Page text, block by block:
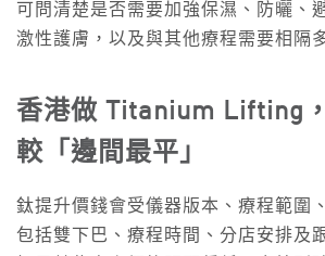
可問清楚是否需要加強保濕、防曬、
激性護膚，以及與其他療程需要相隔
香港做 Titanium Lifting
較「邊間最平」
鈦提升價錢會受儀器版本、療程範圍
包括雙下巴、療程時間、分店安排及